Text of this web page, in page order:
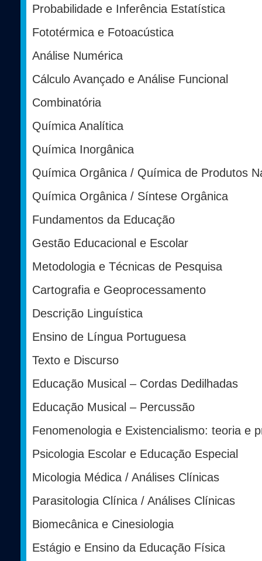
Probabilidade e Inferência Estatística
Fototérmica e Fotoacústica
Análise Numérica
Cálculo Avançado e Análise Funcional
Combinatória
Química Analítica
Química Inorgânica
Química Orgânica / Química de Produtos
Química Orgânica / Síntese Orgânica
Fundamentos da Educação
Gestão Educacional e Escolar
Metodologia e Técnicas de Pesquisa
Cartografia e Geoprocessamento
Descrição Linguística
Ensino de Língua Portuguesa
Texto e Discurso
Educação Musical – Cordas Dedilhadas
Educação Musical – Percussão
Fenomenologia e Existencialismo: teoria e
Psicologia Escolar e Educação Especial
Micologia Médica / Análises Clínicas
Parasitologia Clínica / Análises Clínicas
Biomecânica e Cinesiologia
Estágio e Ensino da Educação Física